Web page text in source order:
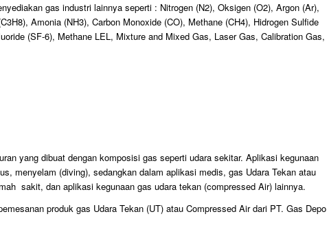
gas industri lainnya seperti : Nitrogen (N2), Oksigen (O2), Argon (Ar),
Amonia (NH3), Carbon Monoxide (CO), Methane (CH4), Hidrogen Sulfide
(SF-6), Methane LEL, Mixture and Mixed Gas, Laser Gas, Calibration Gas,
yang dibuat dengan komposisi gas seperti udara sekitar. Aplikasi kegunaan
menyelam (diving), sedangkan dalam aplikasi medis, gas Udara Tekan atau
sakit, dan aplikasi kegunaan gas udara tekan (compressed Air) lainnya.
produk gas Udara Tekan (UT) atau Compressed Air dari PT. Gas Depo